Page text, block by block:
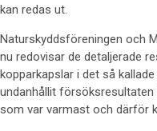
kan redas ut.
Naturskyddsföreningen och
nu redovisar de detaljerade
kopparkapslar i det så
undanhållit
som var varmast och därför